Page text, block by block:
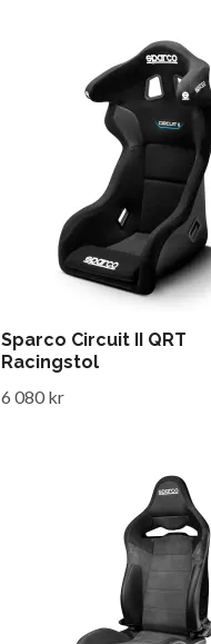
Sparco Circuit II QRT
Racingstol
6 080 kr